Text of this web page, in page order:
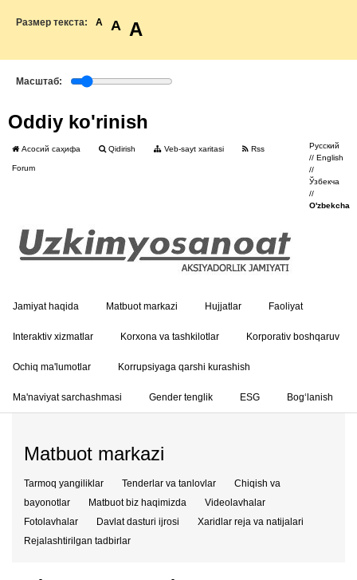
Размер текста: A A A
Масштаб:
Oddiy ko'rinish
Асосий саҳифа Qidirish Veb-sayt xaritasi Rss
Forum
Русский
//English
//
Ўзбекча
//
O'zbekcha
Jamiyat haqida Matbuot markazi Hujjatlar Faoliyat
Interaktiv xizmatlar Korxona va tashkilotlar Korporativ boshqaruv
Ochiq ma'lumotlar Korrupsiyaga qarshi kurashish
Ma'naviyat sarchashmasi Gender tenglik ESG Bog‘lanish
Matbuot markazi
Tarmoq yangiliklar Tenderlar va tanlovlar
Chiqish va
bayonotlar
Matbuot biz haqimizda
Videolavhalar
Fotolavhalar
Davlat dasturi ijrosi
Xaridlar reja va natijalari
Rejalashtirilgan tadbirlar